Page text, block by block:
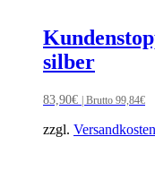
silber
83,90€ | Brutto 99,84€
zzgl. Versandkosten